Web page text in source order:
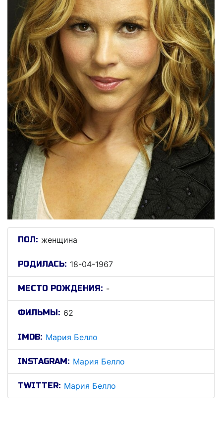
ПОЛ: женщина
РОДИЛАСЬ: 18-04-1967
МЕСТО РОЖДЕНИЯ: -
ФИЛЬМЫ: 62
IMDB: Мария Белло
INSTAGRAM: Мария Белло
TWITTER: Мария Белло